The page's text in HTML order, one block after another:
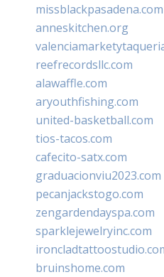
missblackpasadena.com
anneskitchen.org
reefrecordsllc.com
alawaffle.com
aryouthfishing.com
united-basketball.com
tios-tacos.com
cafecito-satx.com
graduacionviu2023.com
pecanjackstogo.com
zengardendayspa.com
sparklejewelryinc.com
bruinshome.com